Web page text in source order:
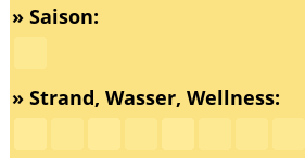
» Saison:
» Strand, Wasser, Wellness: